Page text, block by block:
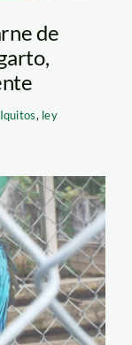
de
Iquitos, ley